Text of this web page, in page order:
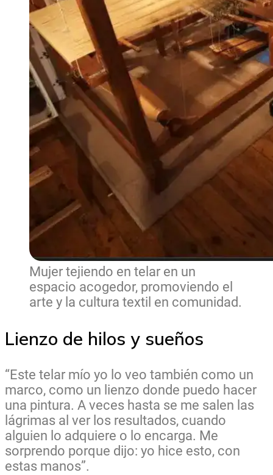
Mujer tejiendo en telar en un
espacio acogedor, promoviendo el
arte y la cultura textil en comunidad.
Lienzo de hilos y sueños
“Este telar mío yo lo veo también como un
marco, como un lienzo donde puedo hacer
una pintura. A veces hasta se me salen las
lágrimas al ver los resultados, cuando
alguien lo adquiere o lo encarga. Me
sorprendo porque dijo: yo hice esto, con
estas manos”.